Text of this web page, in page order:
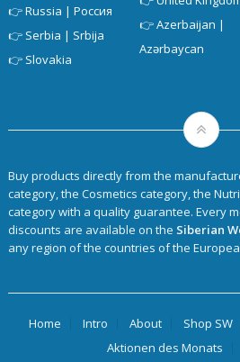
👉Serbia | Srbija
👉 Slovakia
Azərbaycan
Buy products directly from the
category, the Cosmetics category, the
category with a quality guarantee. Every
discounts are available on the Siberian
any region of the countries of the
Home Intro About Shop SW
Aktionen des Monats
Siberian Wellness